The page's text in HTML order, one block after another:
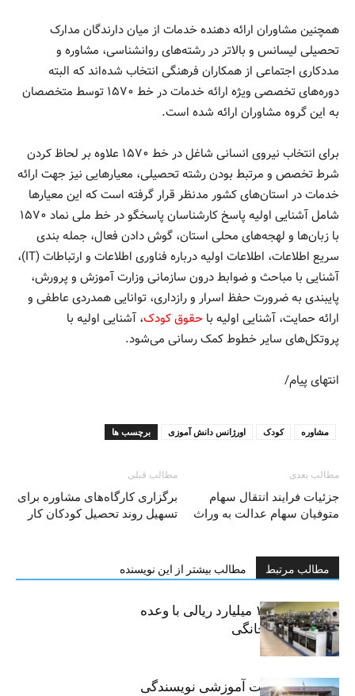
همچنین مشاوران ارائه دهنده خدمات از میان دارندگان مدارک
تحصیلی لیسانس و بالاتر در رشته‌های روانشناسی، مشاوره و
مددکاری اجتماعی از همکاران فرهنگی انتخاب شده‌اند که البته
دوره‌های تخصصی ویژه ارائه خدمات در خط ۱۵۷۰ توسط متخصصان
به این گروه مشاوران ارائه شده است.
برای انتخاب نیروی انسانی شاغل در خط ۱۵۷۰ علاوه بر لحاظ کردن
شرط تخصص و مرتبط بودن رشته تحصیلی، معیارهایی نیز جهت ارائه
خدمات در استان‌های کشور مدنظر قرار گرفته است که این معیارها
شامل آشنایی اولیه پاسخ کارشناسان پاسخگو در خط ملی نماد ۱۵۷۰
با زبان‌ها و لهجه‌های محلی استان، گوش دادن فعال، جمله بندی
سریع اطلاعات، اطلاعات اولیه درباره فناوری اطلاعات و ارتباطات (IT)،
آشنایی با مباحث و ضوابط درون سازمانی وزارت آموزش و پرورش،
پایبندی به ضرورت حفظ اسرار و رازداری، توانایی همدردی عاطفی و
ارائه حمایت، آشنایی اولیه با حقوق کودک، آشنایی اولیه با
پروتکل‌های سایر خطوط کمک رسانی می‌شود.
انتهای پیام/
برچسب ها اورژانس دانش آموزی کودک مشاوره
مطالب قبلی
برگزاری کارگاه‌های مشاوره برای
تسهیل روند تحصیل کودکان کار
مطالب بعدی
جزئیات فرایند انتقال سهام
متوفیان سهام عدالت به وراث
مطالب مرتبط مطالب بیشتر از این نویسنده
کلاهبرداری ۱۰۰ میلیارد ریالی با وعده
فروش لوازم خانگی
برگزاری جلسات آموزشی نویسندگی